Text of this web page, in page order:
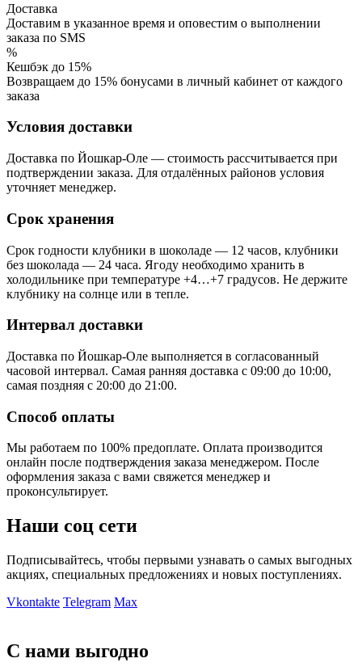
Доставка
Доставим в указанное время и оповестим о выполнении
заказа по SMS
%
Кешбэк до 15%
Возвращаем до 15% бонусами в личный кабинет от каждого
заказа
Условия доставки
Доставка по Йошкар-Оле — стоимость рассчитывается при
подтверждении заказа. Для отдалённых районов условия
уточняет менеджер.
Срок хранения
Срок годности клубники в шоколаде — 12 часов, клубники
без шоколада — 24 часа. Ягоду необходимо хранить в
холодильнике при температуре +4…+7 градусов. Не держите
клубнику на солнце или в тепле.
Интервал доставки
Доставка по Йошкар-Оле выполняется в согласованный
часовой интервал. Самая ранняя доставка с 09:00 до 10:00,
самая поздняя с 20:00 до 21:00.
Способ оплаты
Мы работаем по 100% предоплате. Оплата производится
онлайн после подтверждения заказа менеджером. После
оформления заказа с вами свяжется менеджер и
проконсультирует.
Наши соц сети
Подписывайтесь, чтобы первыми узнавать о самых выгодных
акциях, специальных предложениях и новых поступлениях.
Vkontakte Telegram Max
С нами выгодно